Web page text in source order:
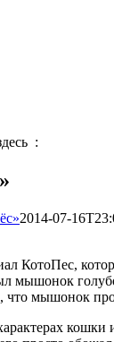
:
2014-07-
КотоПес,
мышонок
что мышонок